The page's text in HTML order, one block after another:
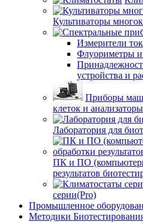
Культиваторы
Измерители
Флуориметры
устройства и
Приборы
клеток и
Лаборатория для
ПК и ПО
результатов
серии(Pro)
Промышленное
Методики